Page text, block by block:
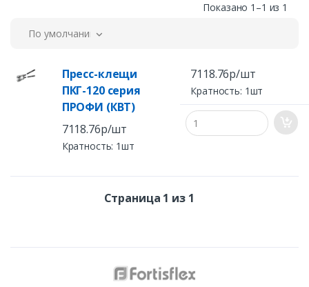
Показано 1–1 из 1
По умолчанию
Пресс-клещи
ПКГ-120 серия
ПРОФИ (КВТ)
7118.76р/шт
Кратность: 1шт
7118.76р/шт
Кратность: 1шт
Страница 1 из 1